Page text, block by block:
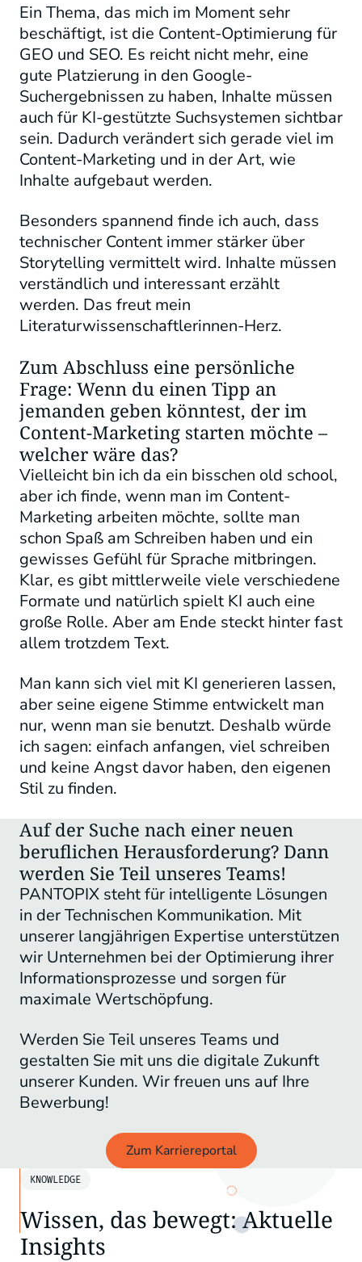
Ein Thema, das mich im Moment sehr
beschäftigt, ist die Content-Optimierung für
GEO und SEO. Es reicht nicht mehr, eine
gute Platzierung in den Google-
Suchergebnissen zu haben, Inhalte müssen
auch für KI-gestützte Suchsystemen sichtbar
sein. Dadurch verändert sich gerade viel im
Content-Marketing und in der Art, wie
Inhalte aufgebaut werden.
Besonders spannend finde ich auch, dass
technischer Content immer stärker über
Storytelling vermittelt wird. Inhalte müssen
verständlich und interessant erzählt
werden. Das freut mein
Literaturwissenschaftlerinnen-Herz.
Zum Abschluss eine persönliche
Frage: Wenn du einen Tipp an
jemanden geben könntest, der im
Content-Marketing starten möchte –
welcher wäre das?
Vielleicht bin ich da ein bisschen old school,
aber ich finde, wenn man im Content-
Marketing arbeiten möchte, sollte man
schon Spaß am Schreiben haben und ein
gewisses Gefühl für Sprache mitbringen.
Klar, es gibt mittlerweile viele verschiedene
Formate und natürlich spielt KI auch eine
große Rolle. Aber am Ende steckt hinter fast
allem trotzdem Text.
Man kann sich viel mit KI generieren lassen,
aber seine eigene Stimme entwickelt man
nur, wenn man sie benutzt. Deshalb würde
ich sagen: einfach anfangen, viel schreiben
und keine Angst davor haben, den eigenen
Stil zu finden.
Auf der Suche nach einer neuen
beruflichen Herausforderung? Dann
werden Sie Teil unseres Teams!
PANTOPIX steht für intelligente Lösungen
in der Technischen Kommunikation. Mit
unserer langjährigen Expertise unterstützen
wir Unternehmen bei der Optimierung ihrer
Informationsprozesse und sorgen für
maximale Wertschöpfung.
Werden Sie Teil unseres Teams und
gestalten Sie mit uns die digitale Zukunft
unserer Kunden. Wir freuen uns auf Ihre
Bewerbung!
Zum Karriereportal
KNOWLEDGE
Wissen, das bewegt: Aktuelle
Insights